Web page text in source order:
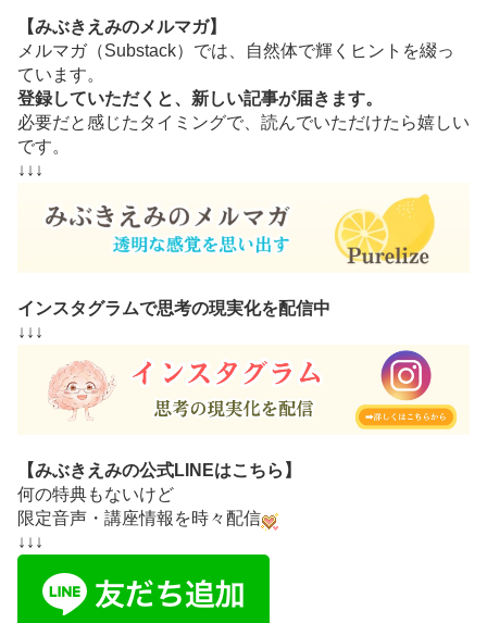
【みぶきえみのメルマガ】
メルマガ（Substack）では、自然体で輝くヒントを綴っ
ています。
登録していただくと、新しい記事が届きます。
必要だと感じたタイミングで、読んでいただけたら嬉しい
です。
↓↓↓
インスタグラムで思考の現実化を配信中
↓↓↓
【みぶきえみの公式LINEはこちら】
何の特典もないけど
限定音声・講座情報を時々配信
↓↓↓